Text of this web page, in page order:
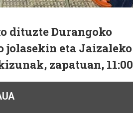
dituzte Durangoko
jolasekin eta Jaizaleko
zapatuan,